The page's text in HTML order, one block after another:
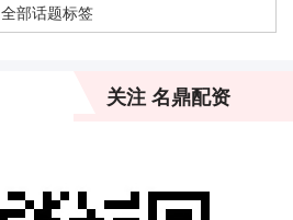
全部话题标签
关注 名鼎配资